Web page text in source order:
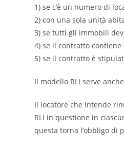
1) se c’è un numero di
2) con una sola unità
3) se tutti gli immobili
4) se il contratto
5) se il contratto è
Il modello RLI serve
Il locatore che intende
RLI in questione in
questa torna l’obbligo di